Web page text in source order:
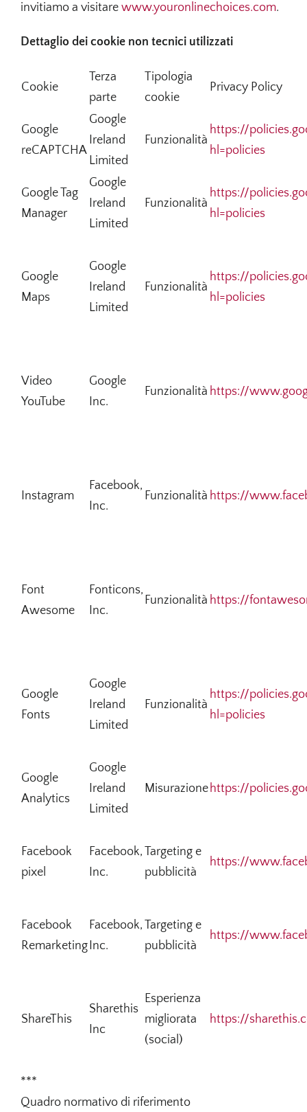
invitiamo a visitare www.youronlinechoices.com.
Dettaglio dei cookie non tecnici utilizzati
Cookie
Terza
parte
Tipologia
cookie
Privacy Policy
Google
reCAPTCHA
Google
Ireland
Limited
Funzionalità
https://
hl=policies
Google Tag
Manager
Google
Ireland
Limited
Funzionalità
https://
hl=policies
Google
Maps
Google
Ireland
Limited
Funzionalità
https://
hl=policies
Video
YouTube
Google
Inc.
Funzionalità https://
Instagram
Facebook,
Inc.
Funzionalità https://
Font
Awesome
Fonticons,
Inc.
Funzionalità https://
Google
Fonts
Google
Ireland
Limited
Funzionalità
https://
hl=policies
Google
Analytics
Google
Ireland
Limited
Misurazionehttps://
Facebook
pixel
Facebook,
Inc.
Targeting e
pubblicità
https://
Facebook
Remarketing
Facebook,
Inc.
Targeting e
pubblicità
https://
ShareThis
Sharethis
Inc
Esperienza
migliorata
(social)
https://
***
Quadro normativo di riferimento